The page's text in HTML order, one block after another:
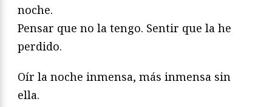
noche.
Pensar que no la tengo. Sentir que la he
perdido.
Oír la noche inmensa, más inmensa sin
ella.